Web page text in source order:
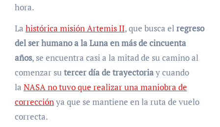
hora.
La histórica misión Artemis II, que busca elregreso
del ser humano a la Luna en más de cincuenta
años, se encuentra casi a la mitad de su camino al
comenzar su tercer día de trayectoriay cuando
la NASA no tuvo que realizar una maniobra de
correcciónya que se mantiene en la ruta de vuelo
correcta.